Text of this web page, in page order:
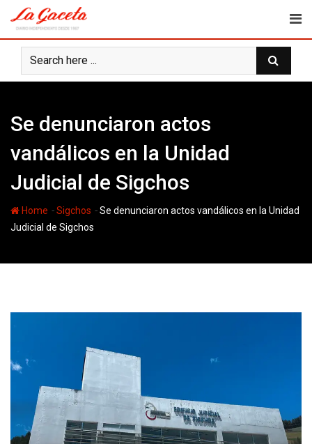
content
Se denunciaron actos
vandálicos en la Unidad
Judicial de Sigchos
Home -Sigchos -Se denunciaron actos vandálicos en la Unidad
Judicial de Sigchos